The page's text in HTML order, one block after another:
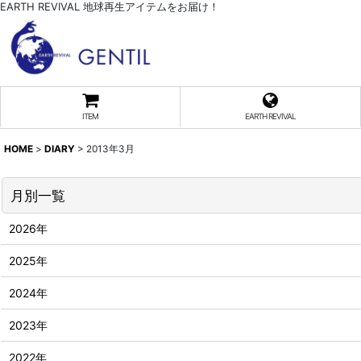
EARTH REVIVAL 地球再生アイテムをお届け！
ITEM EARTH REVIVAL
HOME > DIARY > 2013年3月
月別一覧
2026年
2025年
2024年
2023年
2022年